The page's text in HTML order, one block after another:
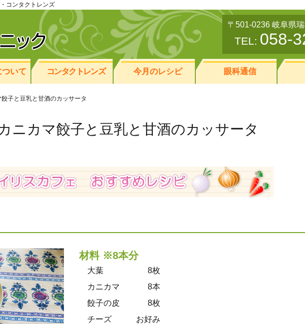
コンタクトレンズ
〒501-0236 岐阜県
TEL: 058-
いて コンタクトレンズ 今月のレシピ 眼科通信
子と豆乳と甘酒のカッサータ
ニカマ餃子と豆乳と甘酒のカッサータ
材料 ※8本分
大葉
8枚
カニカマ
8本
餃子の皮
8枚
チーズ
お好み